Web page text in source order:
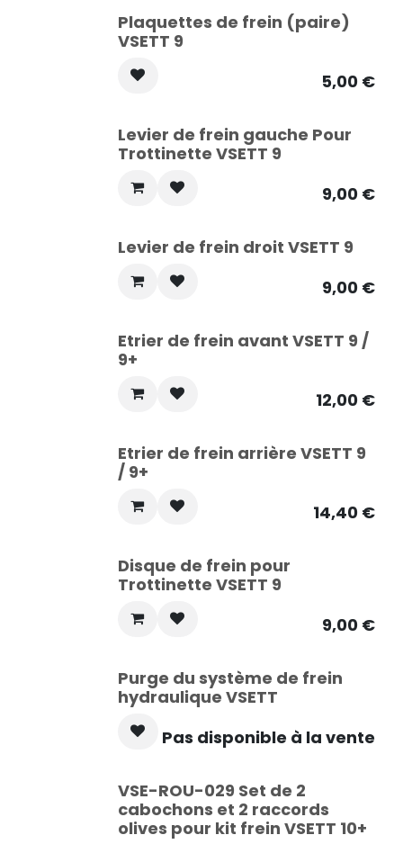
Plaquettes de frein (paire)
VSETT 9
5,00€
Levier de frein gauche Pour
Trottinette VSETT 9
9,00€
Levier de frein droit VSETT 9
9,00€
Etrier de frein avant VSETT 9 /
9+
12,00€
Etrier de frein arrière VSETT 9
/ 9+
14,40€
Disque de frein pour
Trottinette VSETT 9
9,00€
Purge du système de frein
hydraulique VSETT
Pas disponible à la vente
VSE-ROU-029 Set de 2
cabochons et 2 raccords
olives pour kit frein VSETT 10+